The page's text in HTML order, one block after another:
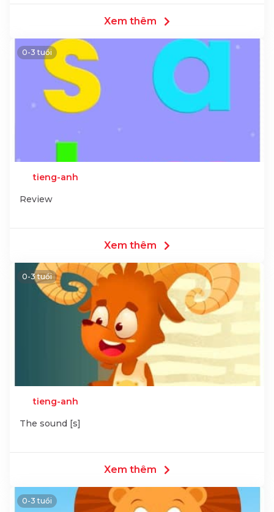
Xem thêm
0-3 tuổi
tieng-anh
Review
Xem thêm
0-3 tuổi
tieng-anh
The sound [s]
Xem thêm
0-3 tuổi